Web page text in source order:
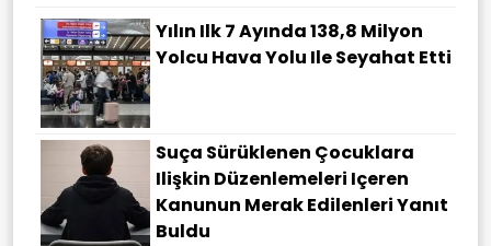
Yılın Ilk 7 Ayında 138,8 Milyon
Yolcu Hava Yolu Ile Seyahat Etti
Suça Sürüklenen Çocuklara
Ilişkin Düzenlemeleri Içeren
Kanunun Merak Edilenleri Yanıt
Buldu